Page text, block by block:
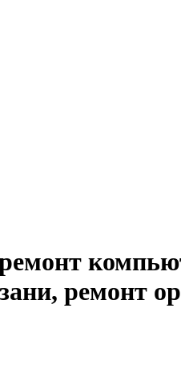
ремонт